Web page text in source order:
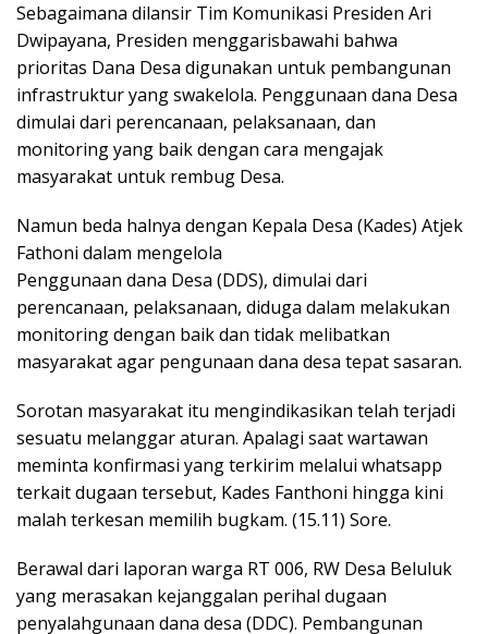
Sebagaimana dilansir Tim Komunikasi Presiden Ari
Dwipayana, Presiden menggarisbawahi bahwa
prioritas Dana Desa digunakan untuk pembangunan
infrastruktur yang swakelola. Penggunaan dana Desa
dimulai dari perencanaan, pelaksanaan, dan
monitoring yang baik dengan cara mengajak
masyarakat untuk rembug Desa.
Namun beda halnya dengan Kepala Desa (Kades) Atjek
Fathoni dalam mengelola
Penggunaan dana Desa (DDS), dimulai dari
perencanaan, pelaksanaan, diduga dalam melakukan
monitoring dengan baik dan tidak melibatkan
masyarakat agar pengunaan dana desa tepat sasaran.
Sorotan masyarakat itu mengindikasikan telah terjadi
sesuatu melanggar aturan. Apalagi saat wartawan
meminta konfirmasi yang terkirim melalui whatsapp
terkait dugaan tersebut, Kades Fanthoni hingga kini
malah terkesan memilih bugkam. (15.11) Sore.
Berawal dari laporan warga RT 006, RW Desa Beluluk
yang merasakan kejanggalan perihal dugaan
penyalahgunaan dana desa (DDC). Pembangunan